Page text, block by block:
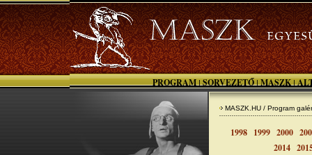
PROGRAM | SORVEZETŐ | MASZK |
MASZK.HU / Program
1998 1999 2000
2014